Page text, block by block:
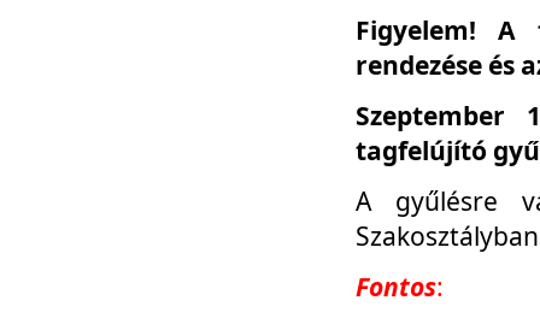
Figyelem! A
rendezése és
Szeptember
tagfelújító
A gyűlésre
Fontos: